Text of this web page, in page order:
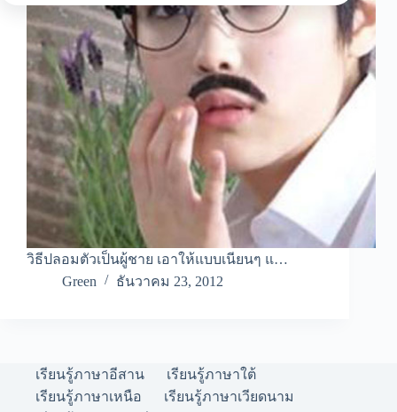
วิธีปลอมตัวเป็นผู้ชาย เอาให้แบบเนียนๆ แ…
Green
ธันวาคม 23, 2012
เรียนรู้ภาษาอีสาน
เรียนรู้ภาษาใต้
เรียนรู้ภาษาเหนือ
เรียนรู้ภาษาเวียดนาม